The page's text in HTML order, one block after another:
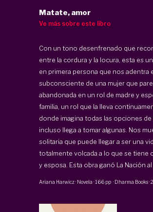
Matate, amor
Ve más sobre este libro
Con un tono desenfrenado que
entre la cordura y la locura, esta es
en primera persona que nos adentra
subconsciente de una mujer que
abandonada en un rol de madre y
familia, un rol que la lleva
donde imagina todas las opciones de
incluso llega a tomar algunas. Nos
solitaria que puede llegar a ser una
totalmente volcada a lo que se tiene
y esposa. Esta obra ganó La Nación al
Ariana Harwicz· Novela ·166 pp · Dharma Books·